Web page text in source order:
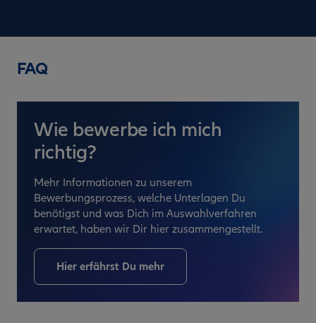
FAQ
Wie bewerbe ich mich
richtig?
Mehr Informationen zu unserem
Bewerbungsprozess, welche Unterlagen Du
benötigst und was Dich im Auswahlverfahren
erwartet, haben wir Dir hier zusammengestellt.
Hier erfährst Du mehr